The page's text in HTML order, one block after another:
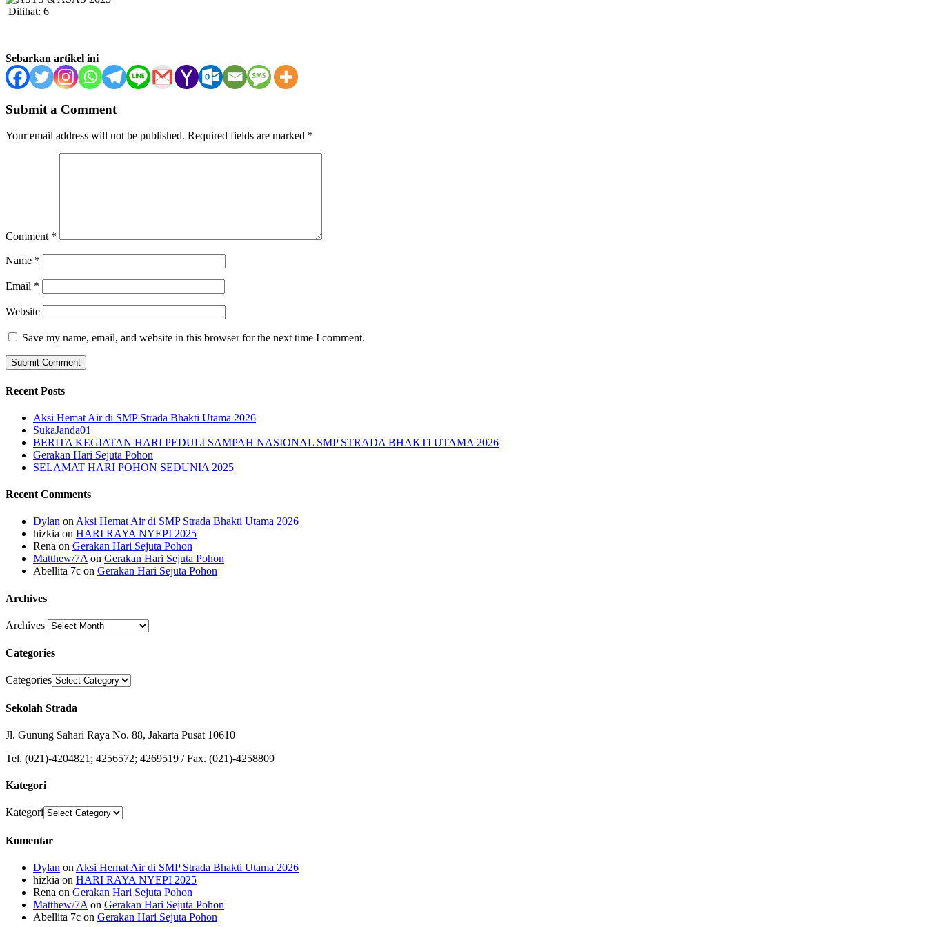
Dilihat: 6
Sebarkan artikel ini
Submit a Comment
Your email address will not be published. Required fields are marked *
Comment *
Name *
Email *
Website
Save my name, email, and website in this browser for the next time I comment.
Recent Posts
Aksi Hemat Air di SMP Strada Bhakti Utama 2026
SukaJanda01
BERITA KEGIATAN HARI PEDULI SAMPAH NASIONAL SMP STRADA BHAKTI UTAMA 2026
Gerakan Hari Sejuta Pohon
SELAMAT HARI POHON SEDUNIA 2025
Recent Comments
Dylan on Aksi Hemat Air di SMP Strada Bhakti Utama 2026
hizkia on HARI RAYA NYEPI 2025
Rena on Gerakan Hari Sejuta Pohon
Matthew/7A on Gerakan Hari Sejuta Pohon
Abellita 7c on Gerakan Hari Sejuta Pohon
Archives
Archives
Categories
Categories
Sekolah Strada
Jl. Gunung Sahari Raya No. 88, Jakarta Pusat 10610
Tel. (021)-4204821; 4256572; 4269519 / Fax. (021)-4258809
Kategori
Kategori
Komentar
Dylan on Aksi Hemat Air di SMP Strada Bhakti Utama 2026
hizkia on HARI RAYA NYEPI 2025
Rena on Gerakan Hari Sejuta Pohon
Matthew/7A on Gerakan Hari Sejuta Pohon
Abellita 7c on Gerakan Hari Sejuta Pohon